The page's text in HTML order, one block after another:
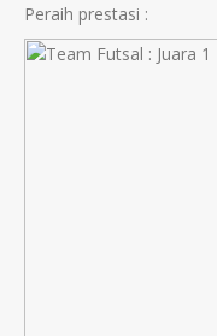
Peraih prestasi :